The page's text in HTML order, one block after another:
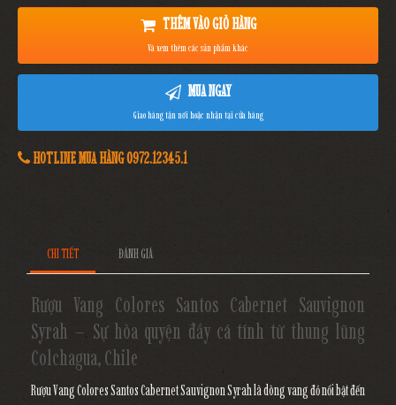
THÊM VÀO GIỎ HÀNG
Và xem thêm các sản phẩm khác
MUA NGAY
Giao hàng tận nơi hoặc nhận tại cửa hàng
HOTLINE MUA HÀNG 0972.12345.1
CHI TIẾT ĐÁNH GIÁ
Rượu Vang Colores Santos Cabernet Sauvignon
Syrah – Sự hòa quyện đầy cá tính từ thung lũng
Colchagua, Chile
Rượu Vang Colores Santos Cabernet Sauvignon Syrahlà dòng vang đỏ nổi bật đến